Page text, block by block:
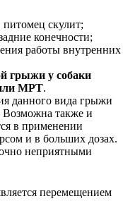
питомец скулит;
конечности;
работы внутренних
грыжи у собаки
МРТ.
данного вида грыжи
Возможна также и
в применении
и в больших дозах.
неприятными
перемещением